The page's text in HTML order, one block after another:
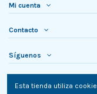
Mi cuenta
Contacto
Síguenos
Esta tienda utiliza